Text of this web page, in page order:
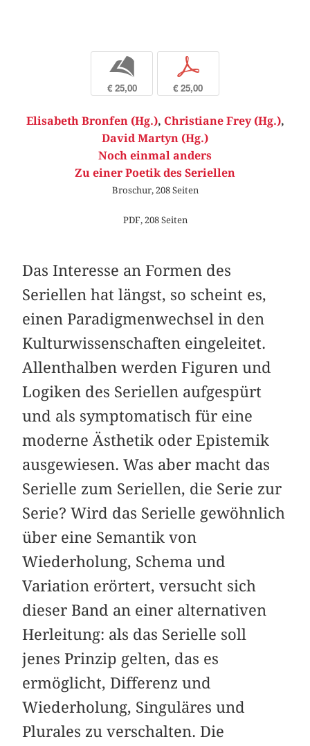
b
€ 25,00
p
€ 25,00
Elisabeth Bronfen (Hg.), Christiane Frey (Hg.),
David Martyn (Hg.)
Noch einmal anders
Zu einer Poetik des Seriellen
Broschur, 208 Seiten
PDF, 208 Seiten
Das Interesse an Formen des
Seriellen hat längst, so scheint es,
einen Paradigmenwechsel in den
Kulturwissenschaften eingeleitet.
Allenthalben werden Figuren und
Logiken des Seriellen aufgespürt
und als symptomatisch für eine
moderne Ästhetik oder Epistemik
ausgewiesen. Was aber macht das
Serielle zum Seriellen, die Serie zur
Serie? Wird das Serielle gewöhnlich
über eine Semantik von
Wiederholung, Schema und
Variation erörtert, versucht sich
dieser Band an einer alternativen
Herleitung: als das Serielle soll
jenes Prinzip gelten, das es
ermöglicht, Differenz und
Wiederholung, Singuläres und
Plurales zu verschalten. Die